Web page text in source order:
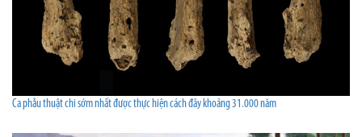
Ca phẫu thuật chi sớm nhất được thực hiện cách đây khoảng 31.000 năm